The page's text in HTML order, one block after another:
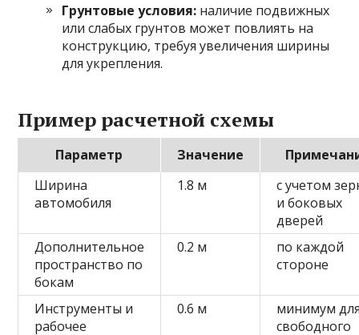
Грунтовые условия: наличие подвижных
или слабых грунтов может повлиять на
конструкцию, требуя увеличения ширины
для укрепления.
Пример расчетной схемы
Параметр Значение
Ширина
автомобиля
1.8 м
с учетом
и боковых
дверей
Дополнительное
пространство по
бокам
0.2 м
по каждой
стороне
Инструменты и
рабочее
0.6 м
минимум
свободного